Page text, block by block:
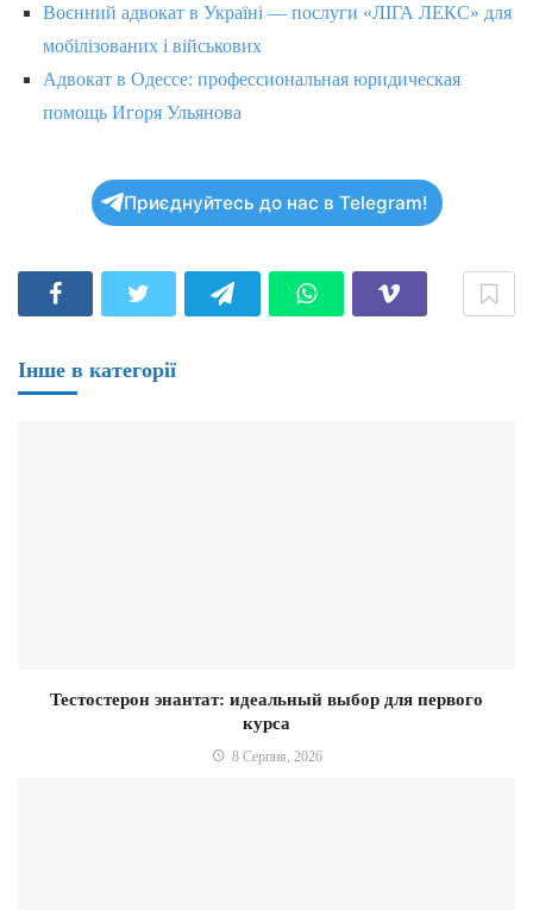
Воєнний адвокат в Україні — послуги «ЛІГА ЛЕКС» для
мобілізованих і військових
Адвокат в Одессе: профессиональная юридическая
помощь Игоря Ульянова
Приєднуйтесь до нас в Telegram!
Інше в категорії
Тестостерон энантат: идеальный выбор для первого
курса
8 Серпня, 2026